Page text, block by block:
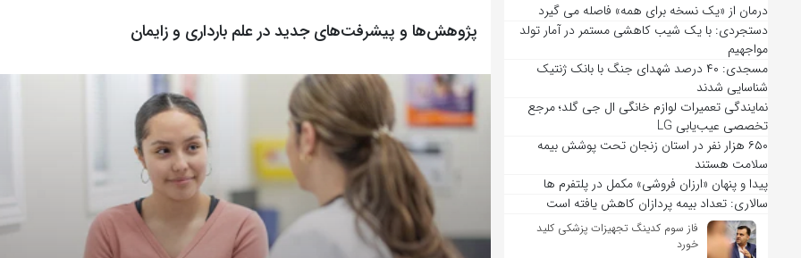
درمان از «یک نسخه برای همه» فاصله می گیرد
دستجردی: با یک شیب کاهشی مستمر در آمار تولد
مواجهیم
مسجدی: ۴۰ درصد شهدای جنگ با بانک ژنتیک
شناسایی شدند
نمایندگی تعمیرات لوازم خانگی ال جی گلد؛ مرجع
تخصصی عیب‌یابی LG
۶۵۰ هزار نفر در استان زنجان تحت پوشش بیمه
سلامت هستند
پیدا و پنهان «ارزان فروشی» مکمل در پلتفرم ها
سالاری: تعداد بیمه پردازان کاهش یافته است
فاز سوم کدینگ تجهیزات پزشکی کلید
خورد
پژوهش‌ها و پیشرفت‌های جدید در علم بارداری و زایمان